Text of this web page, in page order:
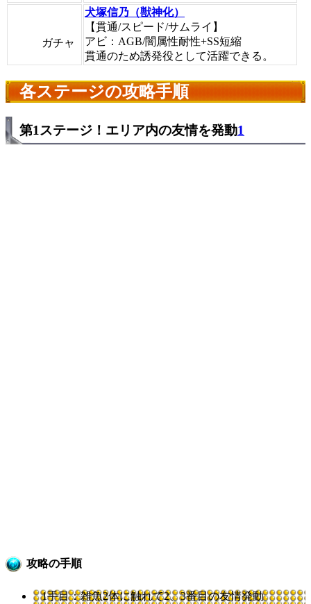
ガチャ
犬塚信乃（獣神化）
【貫通/スピード/サムライ】
アビ：AGB/闇属性耐性+SS短縮
貫通のため誘発役として活躍できる。
各ステージの攻略手順
第1ステージ！エリア内の友情を発動1
攻略の手順
1手目：雑魚2体に触れて2、3番目の友情発動